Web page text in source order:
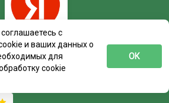
с
и ваших данных о
для
cookie
ОК